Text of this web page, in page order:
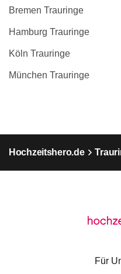
Bremen Trauringe
Hamburg Trauringe
Köln Trauringe
München Trauringe
Hochzeitshero.de
Für